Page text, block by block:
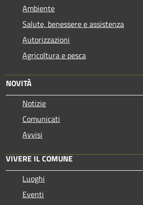
Ambiente
Salute, benessere e assistenza
Autorizzazioni
Agricoltura e pesca
NOVITÀ
Notizie
Comunicati
Avvisi
VIVERE IL COMUNE
Luoghi
Eventi